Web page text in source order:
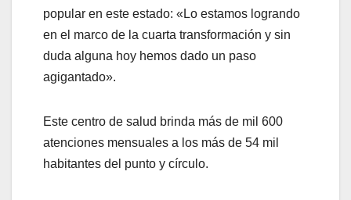
popular en este estado: «Lo estamos logrando
en el marco de la cuarta transformación y sin
duda alguna hoy hemos dado un paso
agigantado».
Este centro de salud brinda más de mil 600
atenciones mensuales a los más de 54 mil
habitantes del punto y círculo.